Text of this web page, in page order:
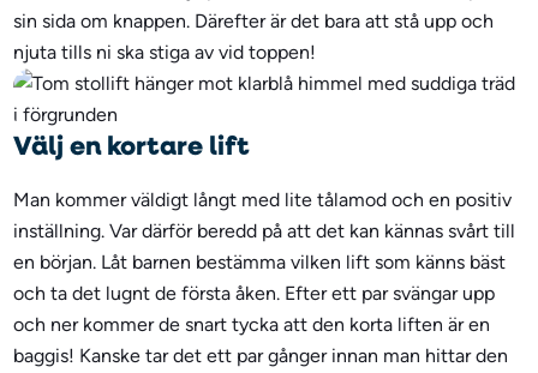
sin sida om knappen. Därefter är det bara att stå upp och
njuta tills ni ska stiga av vid toppen!
Välj en kortare lift
Man kommer väldigt långt med lite tålamod och en positiv
inställning. Var därför beredd på att det kan kännas svårt till
en början. Låt barnen bestämma vilken lift som känns bäst
och ta det lugnt de första åken. Efter ett par svängar upp
och ner kommer de snart tycka att den korta liften är en
baggis! Kanske tar det ett par gånger innan man hittar den